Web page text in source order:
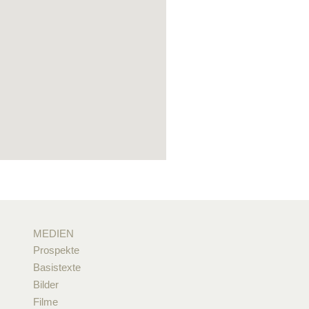
MEDIEN
Prospekte
Basistexte
Bilder
Filme